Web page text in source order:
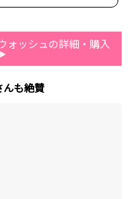
ッシュの詳細・購入
んも絶賛